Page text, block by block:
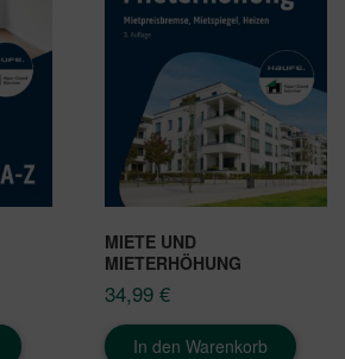
MIETE UND
MIETERHÖHUNG
34,99 €
In den Warenkorb